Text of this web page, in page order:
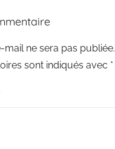
mail ne sera pas publiée.
sont indiqués avec *